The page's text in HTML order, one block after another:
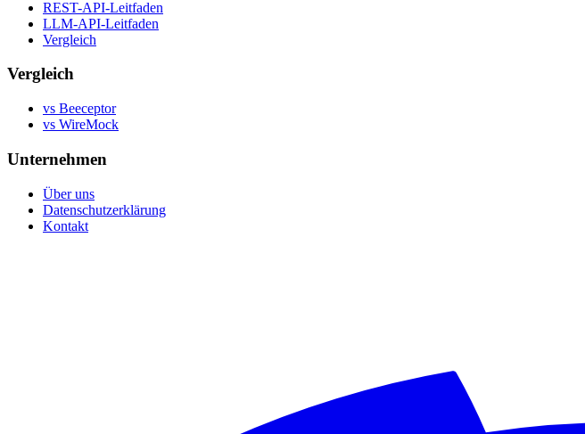
REST-API-Leitfaden
LLM-API-Leitfaden
Vergleich
Vergleich
vs Beeceptor
vs WireMock
Unternehmen
Über uns
Datenschutzerklärung
Kontakt